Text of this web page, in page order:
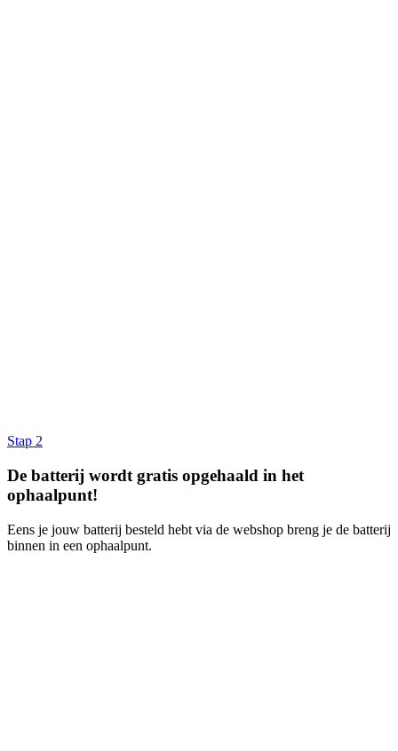
Stap 2
De batterij wordt gratis opgehaald in het
ophaalpunt!
Eens je jouw batterij besteld hebt via de webshop breng je de batterij
binnen in een ophaalpunt.